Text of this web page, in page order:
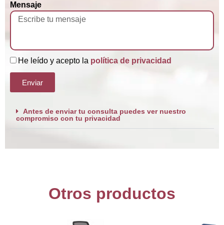
Mensaje
He leído y acepto la política de privacidad
Enviar
Antes de enviar tu consulta puedes ver nuestro
compromiso con tu privacidad
Otros productos